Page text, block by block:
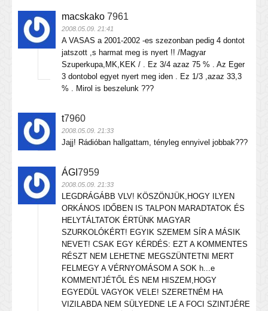
macskako 7961
2008.05.09. 21:41
A VASAS a 2001-2002 -es szezonban pedig 4 dontot
jatszott ,s harmat meg is nyert !! /Magyar
Szuperkupa,MK,KEK / . Ez 3/4 azaz 75 % . Az Eger
3 dontobol egyet nyert meg iden . Ez 1/3 ,azaz 33,3
% . Mirol is beszelunk ???
t7960
2008.05.09. 21:33
Jajj! Rádióban hallgattam, tényleg ennyivel jobbak???
ÁGI 7959
2008.05.09. 21:33
LEGDRÁGÁBB VLV! KÖSZÖNJÜK,HOGY ILYEN
ORKÁNOS IDŐBEN IS TALPON MARADTATOK ÉS
HELYTÁLTATOK ÉRTÜNK MAGYAR
SZURKOLÓKÉRT! EGYIK SZEMEM SÍR A MÁSIK
NEVET! CSAK EGY KÉRDÉS: EZT A KOMMENTES
RÉSZT NEM LEHETNE MEGSZÜNTETNI MERT
FELMEGY A VÉRNYOMÁSOM A SOK h...e
KOMMENTJÉTŐL ÉS NEM HISZEM,HOGY
EGYEDÜL VAGYOK VELE! SZERETNÉM HA
VIZILABDA NEM SÜLYEDNE LE A FOCI SZINTJÉRE